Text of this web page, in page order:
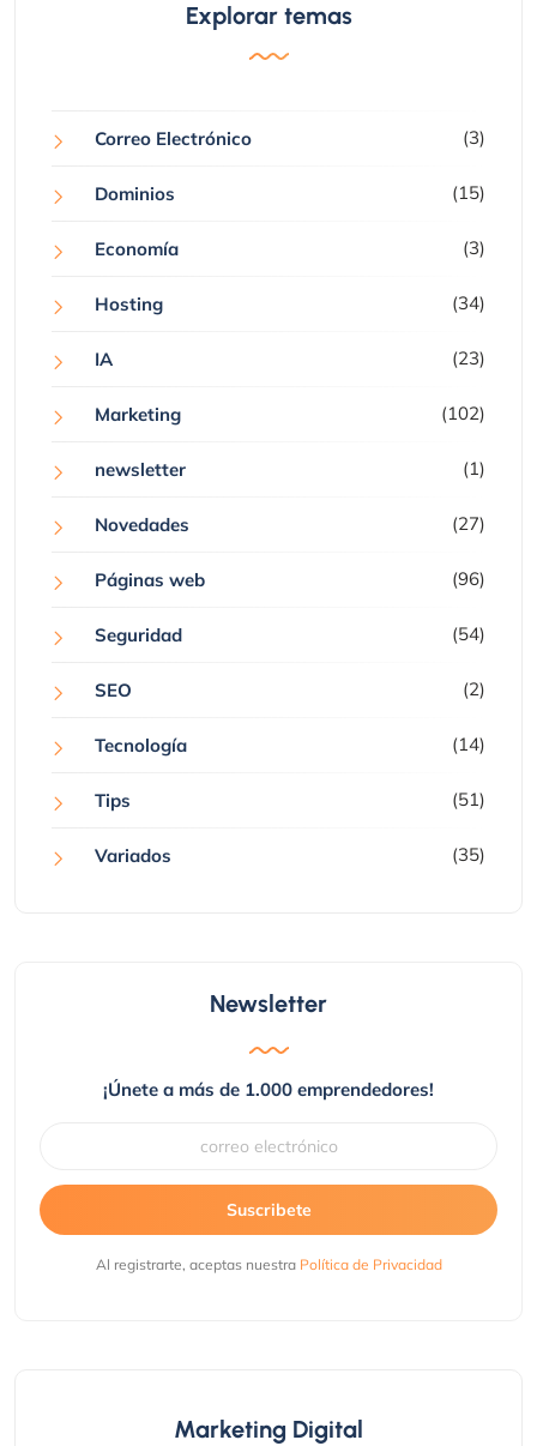
Explorar temas
Correo Electrónico (3)
Dominios (15)
Economía (3)
Hosting (34)
IA (23)
Marketing (102)
newsletter (1)
Novedades (27)
Páginas web (96)
Seguridad (54)
SEO (2)
Tecnología (14)
Tips (51)
Variados (35)
Newsletter
¡Únete a más de 1.000 emprendedores!
Suscribete
Al registrarte, aceptas nuestra Política de Privacidad
Marketing Digital